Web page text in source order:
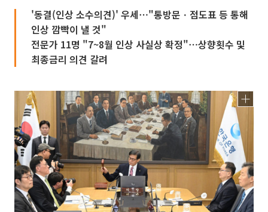
'동결(인상 소수의견)' 우세⋯"통방문ㆍ점도표 등 통해
인상 깜빡이 낼 것"
전문가 11명 "7~8월 인상 사실상 확정"⋯상향횟수 및
최종금리 의견 갈려